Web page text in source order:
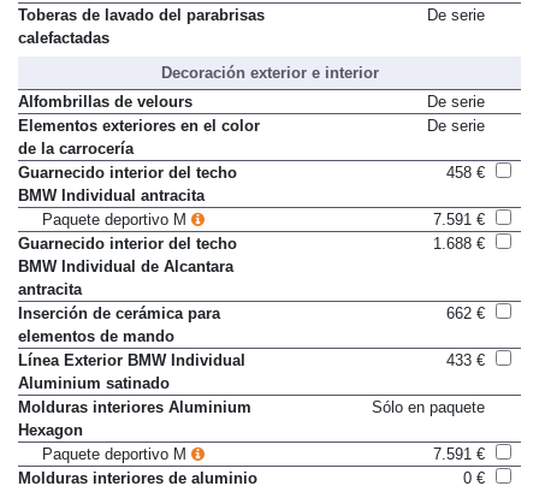
corredizo)
Toberas de lavado del parabrisas
Decoración exterior e interior
Alfombrillas de velours
De serie
Elementos exteriores en el color
de la carrocería
Guarnecido interior del techo
BMW Individual antracita
Paquete deportivo M
7.591 €
Guarnecido interior del techo
BMW Individual de Alcantara
antracita
Inserción de cerámica para
elementos de mando
Línea Exterior BMW Individual
Aluminium satinado
Molduras interiores Aluminium
Hexagon
Paquete deportivo M
7.591 €